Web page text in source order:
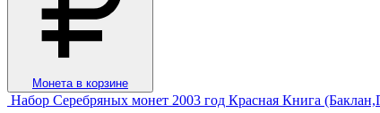
Монета в корзине
Набор Серебряных монет 2003 год Красная Книга